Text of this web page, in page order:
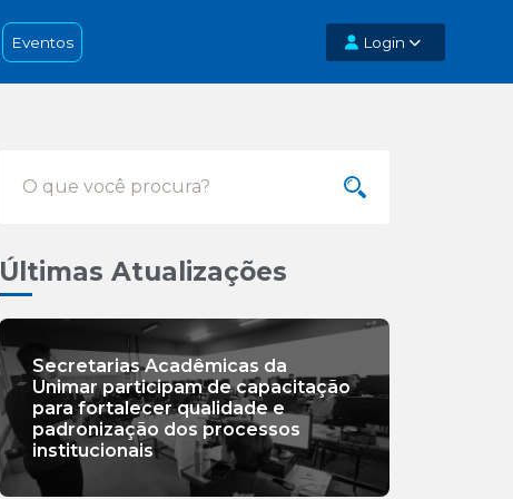
Eventos Login
Últimas Atualizações
Secretarias Acadêmicas da
Unimar participam de capacitação
para fortalecer qualidade e
padronização dos processos
institucionais